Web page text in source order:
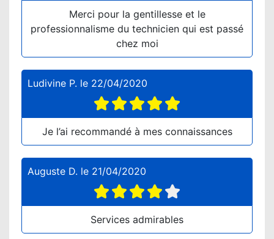
Merci pour la gentillesse et le
professionnalisme du technicien qui est passé
chez moi
Ludivine P. le 22/04/2020
Je l’ai recommandé à mes connaissances
Auguste D. le 21/04/2020
Services admirables